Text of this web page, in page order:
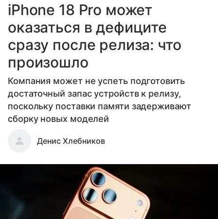
iPhone 18 Pro может
оказаться в дефиците
сразу после релиза: что
произошло
Компания может не успеть подготовить
достаточный запас устройств к релизу,
поскольку поставки памяти задерживают
сборку новых моделей
Денис Хлебников